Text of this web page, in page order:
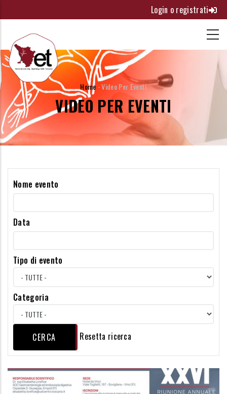
al
contenuto
principale
Login o registrati
BRICIOLE
DI
PANE
Home -Video Per Eventi
VIDEO PER EVENTI
Nome evento
Data
Tipo di evento
Categoria
Resetta ricerca